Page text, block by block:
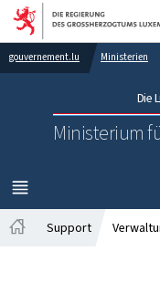
Zur
gouvernement.lu Ministerien
Die
Ministerium
MENÜ
HAUPT-
Support